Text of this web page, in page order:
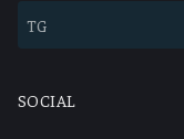
TG
SOCIAL